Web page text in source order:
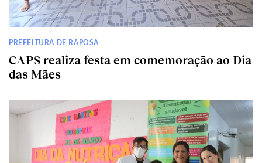
PREFEITURA DE RAPOSA
CAPS realiza festa em comemoração ao Dia
das Mães